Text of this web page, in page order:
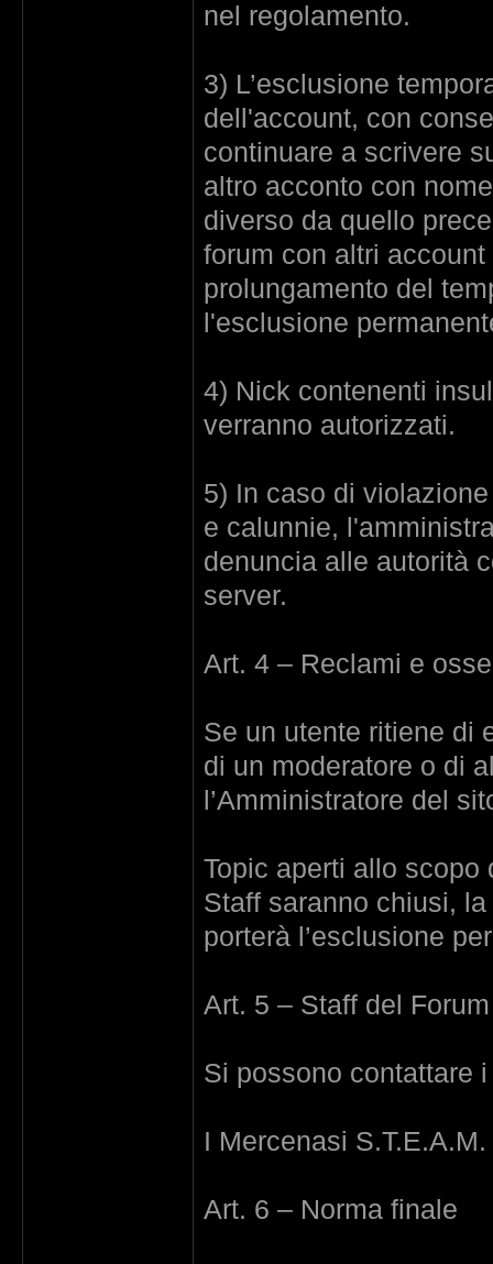
nel regolamento.
3) L’esclusione
dell'account, con
continuare a scrivere
altro acconto con
diverso da quello
forum con altri
prolungamento del
l'esclusione
4) Nick contenenti
verranno autorizzati.
5) In caso di
e calunnie,
denuncia alle autorità
server.
Art. 4 – Reclami e
Se un utente ritiene di
di un moderatore o di
l’Amministratore del
Topic aperti allo
Staff saranno chiusi,
porterà l’esclusione
Art. 5 – Staff del Forum
Si possono contattare
I Mercenasi S.T.E.A.M.
Art. 6 – Norma finale